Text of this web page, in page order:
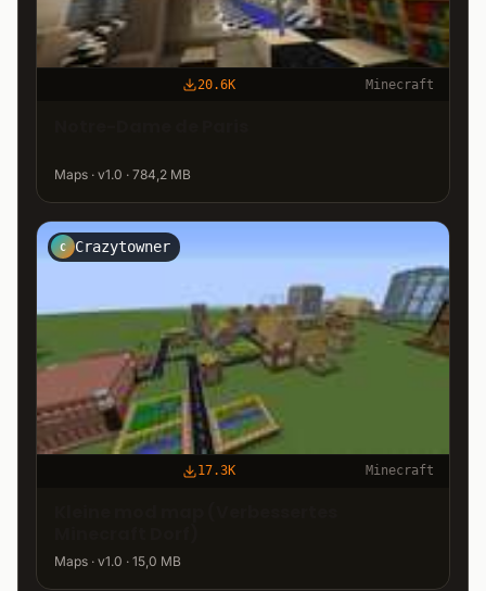
20.6K Minecraft
Maps · v1.0 · 784,2 MB
C Crazytowner
17.3K Minecraft
Maps · v1.0 · 15,0 MB